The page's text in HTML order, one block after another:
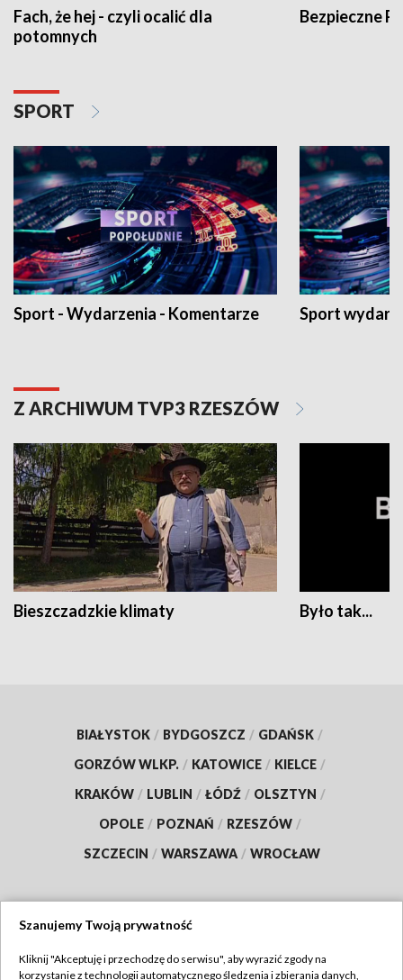
Fach, że hej - czyli ocalić dla
potomnych
Bezpieczne
SPORT
Sport - Wydarzenia - Komentarze Sport
Z ARCHIWUM TVP3 RZESZÓW
Bieszczadzkie klimaty Było tak...
BIAŁYSTOK / BYDGOSZCZ / GDAŃSK /
GORZÓW WLKP. / KATOWICE / KIELCE /
KRAKÓW / LUBLIN / ŁÓDŹ / OLSZTYN /
OPOLE / POZNAŃ / RZESZÓW /
SZCZECIN / WARSZAWA / WROCŁAW
Szanujemy Twoją prywatność
Kliknij "Akceptuję i przechodzę do serwisu", aby wyrazić zgody na
korzystanie z technologii automatycznego śledzenia i zbierania danych,